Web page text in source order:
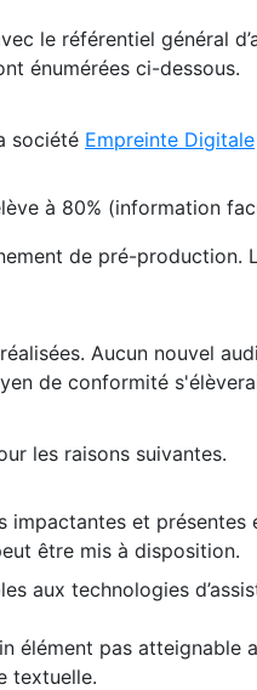
le référentiel général
énumérées ci-dessous.
société Empreinte Digitale
à 80% (information
de pré-production.
Aucun nouvel
de conformité
les raisons suivantes.
et
être mis à disposition.
aux technologies
élément pas atteignable
textuelle.